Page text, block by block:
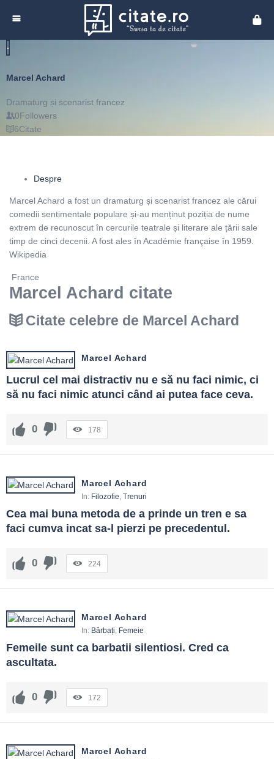
Marcel Achard
Dramaturg și scenarist francez
0Followers
6Citate
Despre
Marcel Achard a fost un dramaturg și scenarist francez ale cărui
comedii sentimentale populare și-au menținut poziția de nume
extrem de recunoscut în cercurile teatrale și literare ale țării sale
timp de cinci decenii. A fost ales în Académie française în 1959.
Wikipedia
France
Marcel Achard citate
Citate celebre de Marcel Achard
Marcel Achard
Lucrul cel mai distractiv nu e să nu faci nimic, ci
să nu faci nimic atunci când ai putea face ceva.
0 178
Marcel Achard
In: Filozofie Trenuri
Cea mai buna metoda de a prinde un tren e sa
faci cumva incat sa-l pierzi pe precedentul.
0 224
Marcel Achard
In: Bărbați Femeie
Femeile sunt ca barbatii silentiosi. Cred ca
ascultata.
0 172
Marcel Achard